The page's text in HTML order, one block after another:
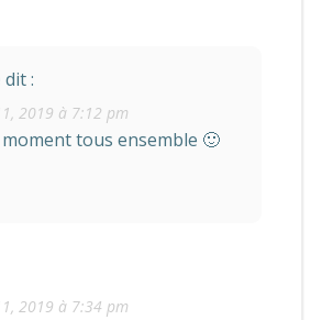
dit :
2019 à 7:12 pm
tous ensemble 🙂
2019 à 7:34 pm